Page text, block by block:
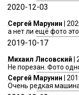
2020-12-03
Сергей Марунин |
а нет ли ещё фото
2019-10-17
Михаил Лисовский |
Не порезан. Фото
Сергей Марунин |
Очень редкая